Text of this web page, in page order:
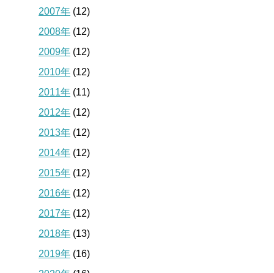
2007年 (12)
2008年 (12)
2009年 (12)
2010年 (12)
2011年 (11)
2012年 (12)
2013年 (12)
2014年 (12)
2015年 (12)
2016年 (12)
2017年 (12)
2018年 (13)
2019年 (16)